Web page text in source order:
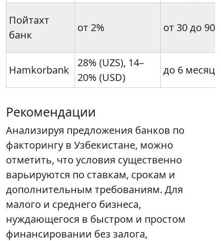
Пойтахт
банк
от 2% от 30 до 90
Hamkorbank
28% (UZS), 14–
20% (USD)
до 6
Рекомендации
Анализируя предложения банков по
факторингу в Узбекистане, можно
отметить, что условия существенно
варьируются по ставкам, срокам и
дополнительным требованиям. Для
малого и среднего бизнеса,
нуждающегося в быстром и простом
финансировании без залога,